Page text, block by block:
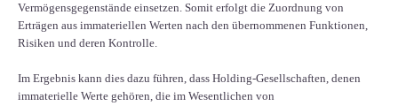
Vermögensgegenstände einsetzen. Somit erfolgt die Zuordnung von
Erträgen aus immateriellen Werten nach den übernommenen Funktionen,
Risiken und deren Kontrolle.
Im Ergebnis kann dies dazu führen, dass Holding-Gesellschaften, denen
immaterielle Werte gehören, die im Wesentlichen von